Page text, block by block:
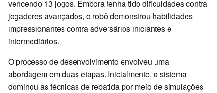
vencendo 13 jogos. Embora tenha tido dificuldades contra
jogadores avançados, o robô demonstrou habilidades
impressionantes contra adversários iniciantes e
intermediários.
O processo de desenvolvimento envolveu uma
abordagem em duas etapas. Inicialmente, o sistema
dominou as técnicas de rebatida por meio de simulações